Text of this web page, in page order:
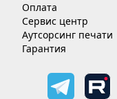
Оплата
Сервис центр
Аутсорсинг печати
Гарантия